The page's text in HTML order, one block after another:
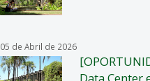
05 de Abril de 2026
Data Center